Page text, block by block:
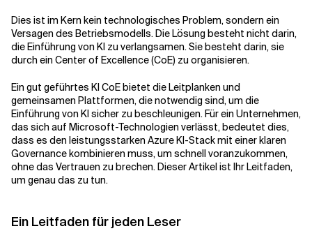
Dies ist im Kern kein technologisches Problem, sondern ein
Versagen des Betriebsmodells. Die Lösung besteht nicht darin,
die Einführung von KI zu verlangsamen. Sie besteht darin, sie
durch ein Center of Excellence (CoE) zu organisieren.
Ein gut geführtes KI CoE bietet die Leitplanken und
gemeinsamen Plattformen, die notwendig sind, um die
Einführung von KI sicher zu beschleunigen. Für ein Unternehmen,
das sich auf Microsoft-Technologien verlässt, bedeutet dies,
dass es den leistungsstarken Azure KI-Stack mit einer klaren
Governance kombinieren muss, um schnell voranzukommen,
ohne das Vertrauen zu brechen. Dieser Artikel ist Ihr Leitfaden,
um genau das zu tun.
Ein Leitfaden für jeden Leser